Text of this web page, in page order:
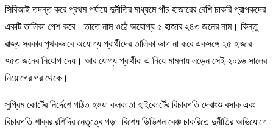
সিবিআই তদন্ত করে প্রথম পর্যায়ে দুর্নীতির মাধ্যমে পাঁচ হাজারের বেশি চাকরি প্রাপকদের
একটি তালিকা পেশ করে। তাতে নাম ওঠে অযোগ্য ৫ হাজার ২৪৩ জনের নাম। কিন্তু
রাজ্য সরকার পৃথকভাবে অযোগ্য প্রার্থীদের তালিকা ভাগ না করে একসঙ্গে ২৫ হাজার
৭৫৩ জনের নিয়োগ দেয়। আর যোগ্য প্রার্থীরা এ নিয়ে মামলায় লড়েন সেই ২০১৬ সালের
নিয়োগের পর থেকে।
সুপ্রিম কোর্টের নির্দেশে গঠিত হওয়া কলকাতা হাইকোর্টের বিচারপতি দেবাংশু বসাক এবং
বিচারপতি শাব্বর রশিদির নেতৃত্বে গড়া বিশেষ ডিভিশন বেঞ্চ চাকরিতে দুর্নীতির অভিযোগে